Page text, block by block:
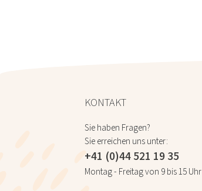
KONTAKT
Sie haben Fragen?
Sie erreichen uns unter:
+41 (0)44 521 19 35
Montag - Freitag von 9 bis 15 Uhr